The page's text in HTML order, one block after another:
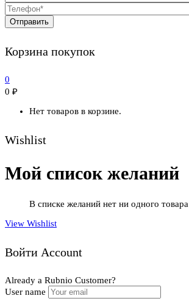
Корзина покупок
0
0 ₽
Нет товаров в корзине.
Wishlist
Мой список желаний
В списке желаний нет ни одного товара
View Wishlist
Войти Account
Already a Rubnio Customer?
User name